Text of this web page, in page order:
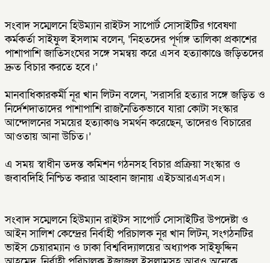
সংবাদ সম্মেলনে হিউম্যান রাইটস সাপোর্ট সোসাইটির গবেষণা
কর্মকর্তা সাইফুল ইসলাম বলেন, ‘নিহতদের পূর্ণাঙ্গ তালিকা প্রকাশের
পাশাপাশি জাতিসংঘের সঙ্গে সমন্বয় করে এসব হত্যাকাণ্ডে জড়িতদের
দ্রুত বিচার করতে হবে।’
মানবাধিকারকর্মী নূর খান লিটন বলেন, ‘সরাসরি হত্যার সঙ্গে জড়িত ও
নির্দেশদাতাদের পাশাপাশি রাজনৈতিকভাবে যারা কোটা সংস্কার
আন্দোলনের সময়ের হত্যাকাণ্ড সমর্থন করেছেন, তাদেরও বিচারের
আওতায় আনা উচিত।’
এ সময় স্বাধীন তদন্ত কমিশন গঠনসহ বিচার প্রক্রিয়া সংস্কার ও
জবাবদিহি নিশ্চিত করার আহ্বান জানায় এইচআরএসএস।
সংবাদ সম্মেলনে হিউম্যান রাইটস সাপোর্ট সোসাইটির উপদেষ্টা ও
আইন সালিশ কেন্দ্রের নির্বাহী পরিচালক নূর খান লিটন, সংগঠনটির
ভাইস চেয়ারম্যান ও ঢাকা বিশ্ববিদ্যালয়ের অধ্যাপক সাইফুদ্দিন